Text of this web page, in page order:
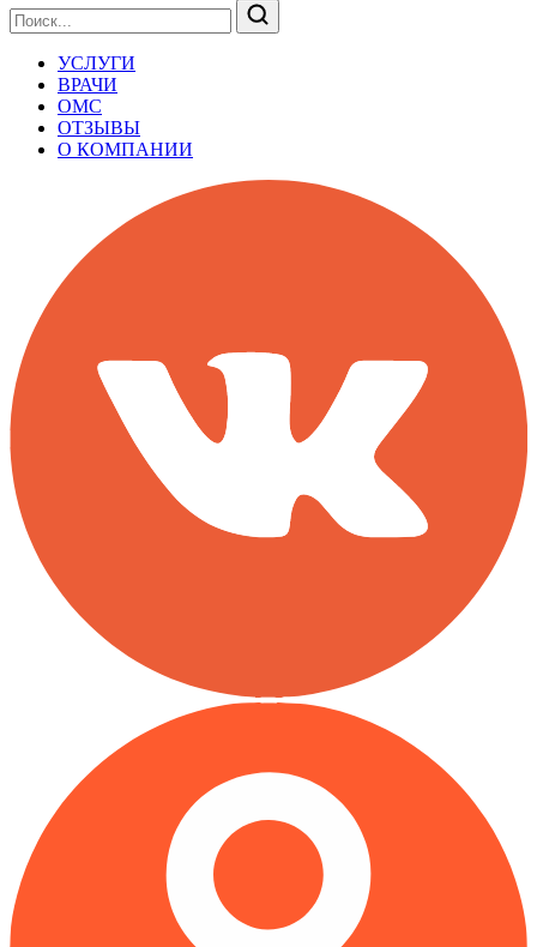
УСЛУГИ
ВРАЧИ
ОМС
ОТЗЫВЫ
О КОМПАНИИ